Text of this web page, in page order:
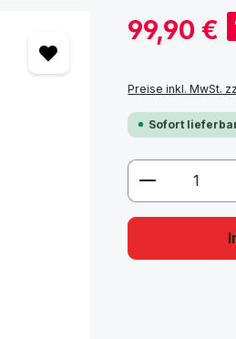
Verkaufspreis:
99,90 €
Preise inkl. MwSt.
Sofort
Produkt